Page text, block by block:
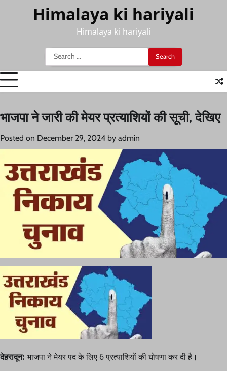
Himalaya ki hariyali
Himalaya ki hariyali
Search
for:
भाजपा ने जारी की मेयर प्रत्याशियों की सूची, देखिए
Posted on December 29, 2024 by admin
देहरादून: भाजपा ने मेयर पद के लिए 6 प्रत्याशियों की घोषणा कर दी है।